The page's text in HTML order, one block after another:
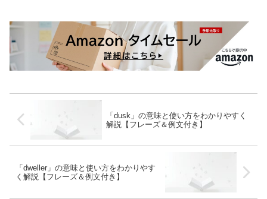
「dusk」の意味と使い方をわかりやすく
解説【フレーズ＆例文付き】
「dweller」の意味と使い方をわかりやす
く解説【フレーズ＆例文付き】